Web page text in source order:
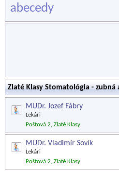
abecedy
Zlaté Klasy Stomatológia - zubná
MUDr. Jozef Fábry
Lekári
Poštová 2, Zlaté Klasy
MUDr. Vladimír Sovík
Lekári
Poštová 2, Zlaté Klasy